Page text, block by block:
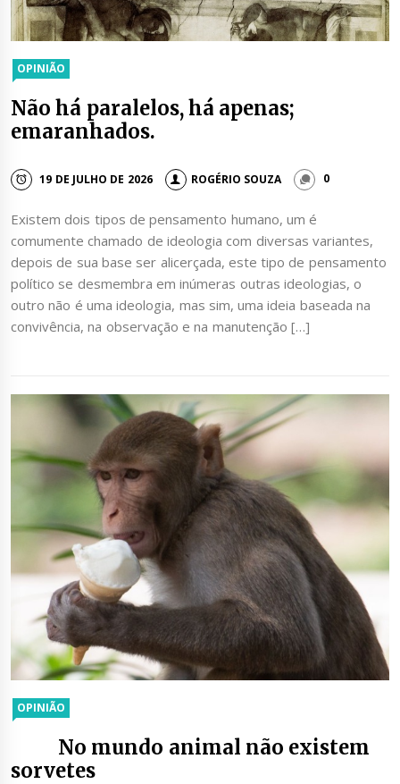
OPINIÃO
Não há paralelos, há apenas;
emaranhados.
19 DE JULHO DE 2026 ROGÉRIO SOUZA 0
Existem dois tipos de pensamento humano, um é
comumente chamado de ideologia com diversas variantes,
depois de sua base ser alicerçada, este tipo de pensamento
político se desmembra em inúmeras outras ideologias, o
outro não é uma ideologia, mas sim, uma ideia baseada na
convivência, na observação e na manutenção […]
OPINIÃO
No mundo animal não existem
sorvetes